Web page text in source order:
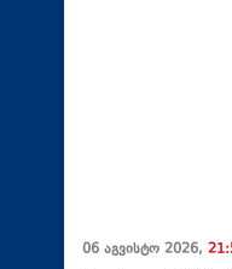
06 აგვისტო 2026,